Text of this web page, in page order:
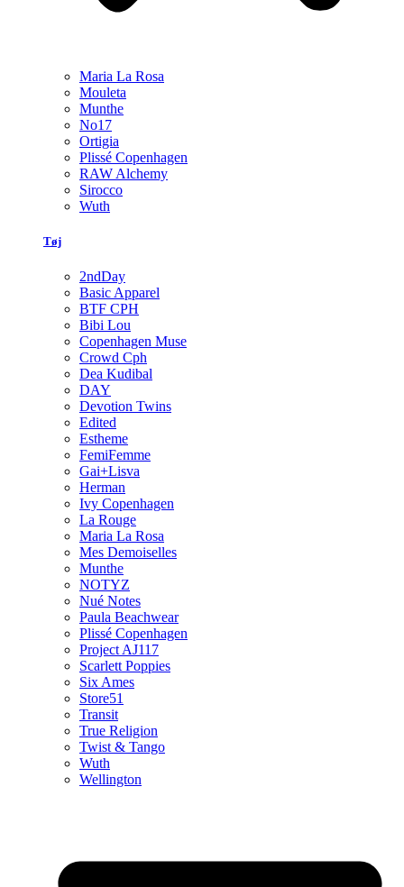
Maria La Rosa
Mouleta
Munthe
No17
Ortigia
Plissé Copenhagen
RAW Alchemy
Sirocco
Wuth
Tøj
2ndDay
Basic Apparel
BTF CPH
Bibi Lou
Copenhagen Muse
Crowd Cph
Dea Kudibal
DAY
Devotion Twins
Edited
Estheme
FemiFemme
Gai+Lisva
Herman
Ivy Copenhagen
La Rouge
Maria La Rosa
Mes Demoiselles
Munthe
NOTYZ
Nué Notes
Paula Beachwear
Plissé Copenhagen
Project AJ117
Scarlett Poppies
Six Ames
Store51
Transit
True Religion
Twist & Tango
Wuth
Wellington